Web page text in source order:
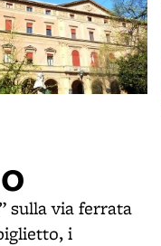
sulla via ferrata
i